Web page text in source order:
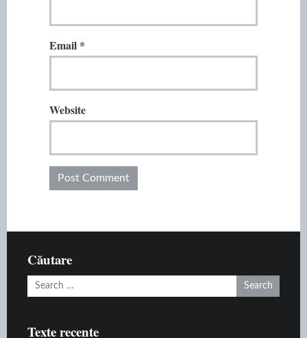
Email *
Website
Căutare
Search
Texte recente